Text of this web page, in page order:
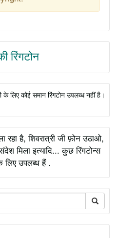
रिंगटोन
के लिए कोई समान रिंगटोन उपलब्ध नहीं है।
रहा है, शिवरात्री जी फ़ोन उठाओ,
मिला इत्यादि... कुछ रिंगटोन्स
लिए उपलब्ध हैं .